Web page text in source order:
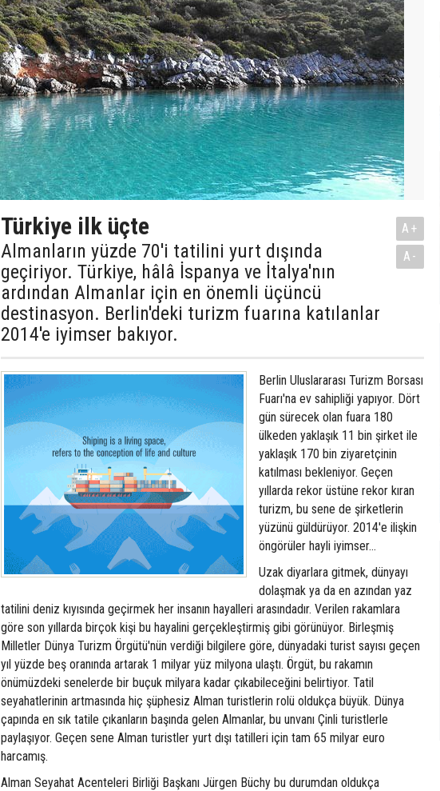
Türkiye ilk üçte
Almanların yüzde 70'i tatilini yurt dışında
geçiriyor. Türkiye, hâlâ İspanya ve İtalya'nın
ardından Almanlar için en önemli üçüncü
destinasyon. Berlin'deki turizm fuarına katılanlar
2014'e iyimser bakıyor.
A+
A-
Berlin Uluslararası Turizm Borsası
Fuarı'na ev sahipliği yapıyor. Dört
gün sürecek olan fuara 180
ülkeden yaklaşık 11 bin şirket ile
yaklaşık 170 bin ziyaretçinin
katılması bekleniyor. Geçen
yıllarda rekor üstüne rekor kıran
turizm, bu sene de şirketlerin
yüzünü güldürüyor. 2014'e ilişkin
öngörüler hayli iyimser...
Uzak diyarlara gitmek, dünyayı
dolaşmak ya da en azından yaz
tatilini deniz kıyısında geçirmek her insanın hayalleri arasındadır. Verilen rakamlara
göre son yıllarda birçok kişi bu hayalini gerçekleştirmiş gibi görünüyor. Birleşmiş
Milletler Dünya Turizm Örgütü'nün verdiği bilgilere göre, dünyadaki turist sayısı geçen
yıl yüzde beş oranında artarak 1 milyar yüz milyona ulaştı. Örgüt, bu rakamın
önümüzdeki senelerde bir buçuk milyara kadar çıkabileceğini belirtiyor. Tatil
seyahatlerinin artmasında hiç şüphesiz Alman turistlerin rolü oldukça büyük. Dünya
çapında en sık tatile çıkanların başında gelen Almanlar, bu unvanı Çinli turistlerle
paylaşıyor. Geçen sene Alman turistler yurt dışı tatilleri için tam 65 milyar euro
harcamış.
Alman Seyahat Acenteleri Birliği Başkanı Jürgen Büchy bu durumdan oldukça